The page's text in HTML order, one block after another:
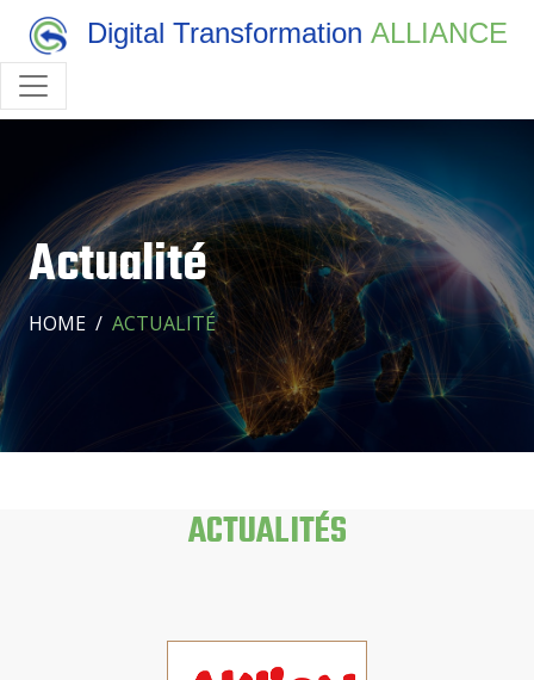
Digital Transformation ALLIANCE
Actualité
HOME ACTUALITÉ
ACTUALITÉS